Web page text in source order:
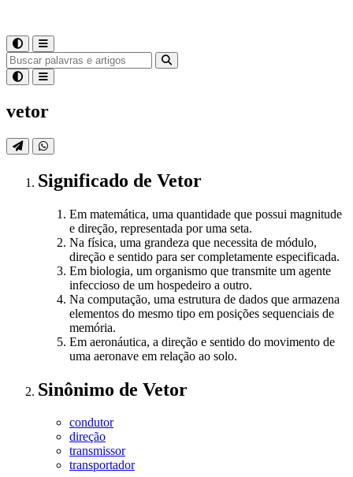
vetor
Significado de Vetor
Em matemática, uma quantidade que possui magnitude
e direção, representada por uma seta.
Na física, uma grandeza que necessita de módulo,
direção e sentido para ser completamente especificada.
Em biologia, um organismo que transmite um agente
infeccioso de um hospedeiro a outro.
Na computação, uma estrutura de dados que armazena
elementos do mesmo tipo em posições sequenciais de
memória.
Em aeronáutica, a direção e sentido do movimento de
uma aeronave em relação ao solo.
Sinônimo de Vetor
condutor
direção
transmissor
transportador